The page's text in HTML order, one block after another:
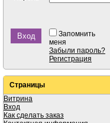
Запомнить
меня
Забыли пароль?
Регистрация
Страницы
Витрина
Вход
Как сделать заказ